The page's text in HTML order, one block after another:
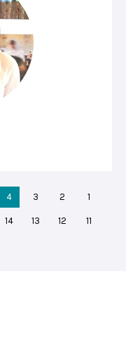
1
2
3
4
11
12
13
14